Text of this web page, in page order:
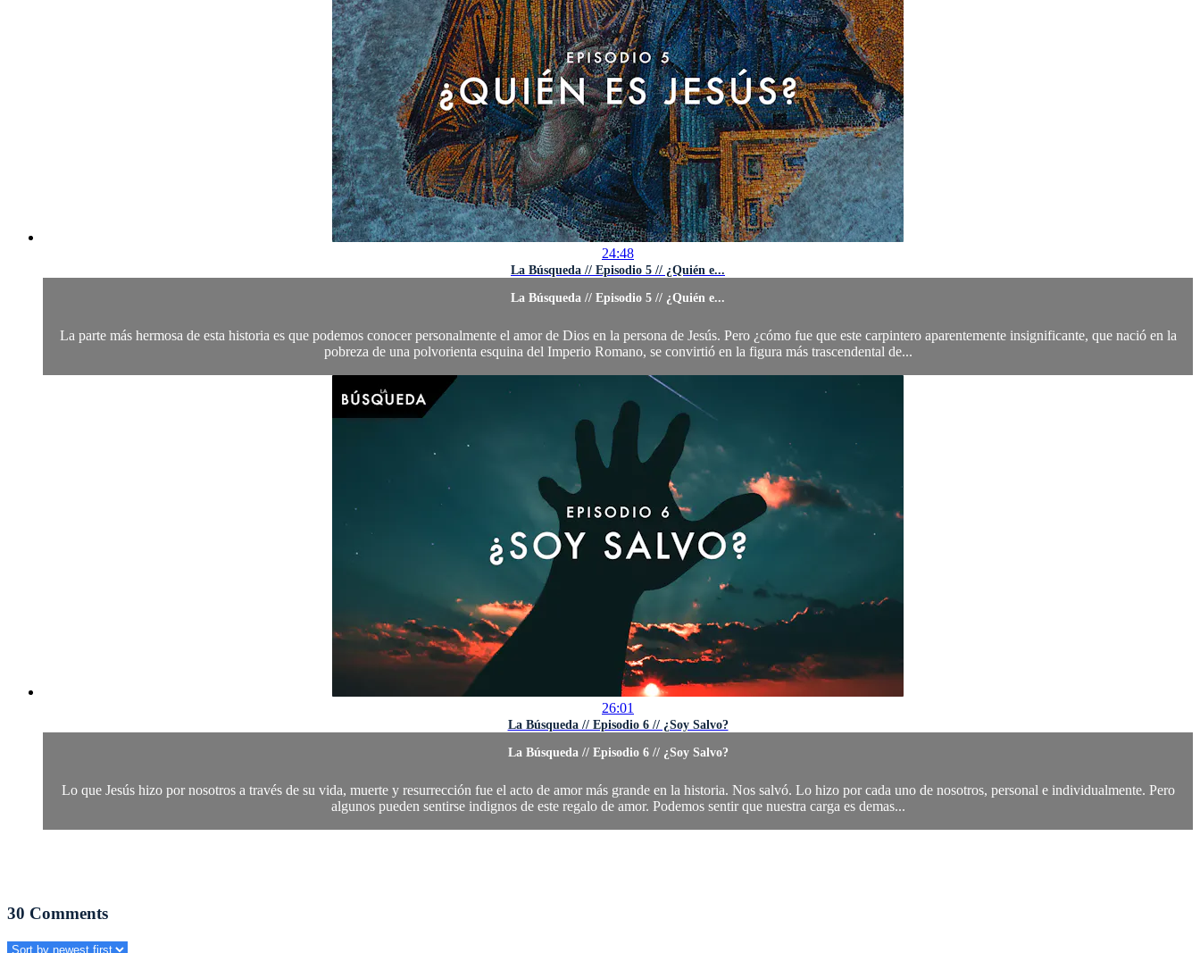
24:48
La Búsqueda // Episodio 5 // ¿Quién e...
La Búsqueda // Episodio 5 // ¿Quién e...
La parte más hermosa de esta historia es que podemos conocer personalmente el amor de Dios en la persona de Jesús. Pero ¿cómo fue que este carpintero aparentemente insignificante, que nació en la
pobreza de una polvorienta esquina del Imperio Romano, se convirtió en la figura más trascendental de...
26:01
La Búsqueda // Episodio 6 // ¿Soy Salvo?
La Búsqueda // Episodio 6 // ¿Soy Salvo?
Lo que Jesús hizo por nosotros a través de su vida, muerte y resurrección fue el acto de amor más grande en la historia. Nos salvó. Lo hizo por cada uno de nosotros, personal e individualmente. Pero
algunos pueden sentirse indignos de este regalo de amor. Podemos sentir que nuestra carga es demas...
30 Comments